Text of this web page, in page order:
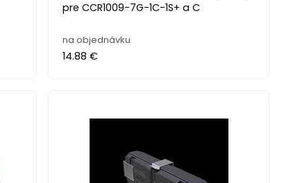
pre CCR1009-7G-1C-1S+ a C
na objednávku
14.88 €